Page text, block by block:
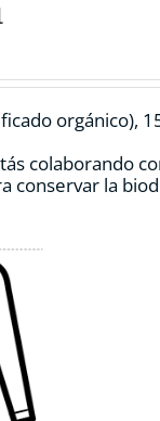
orgánico),
colaborando
conservar la